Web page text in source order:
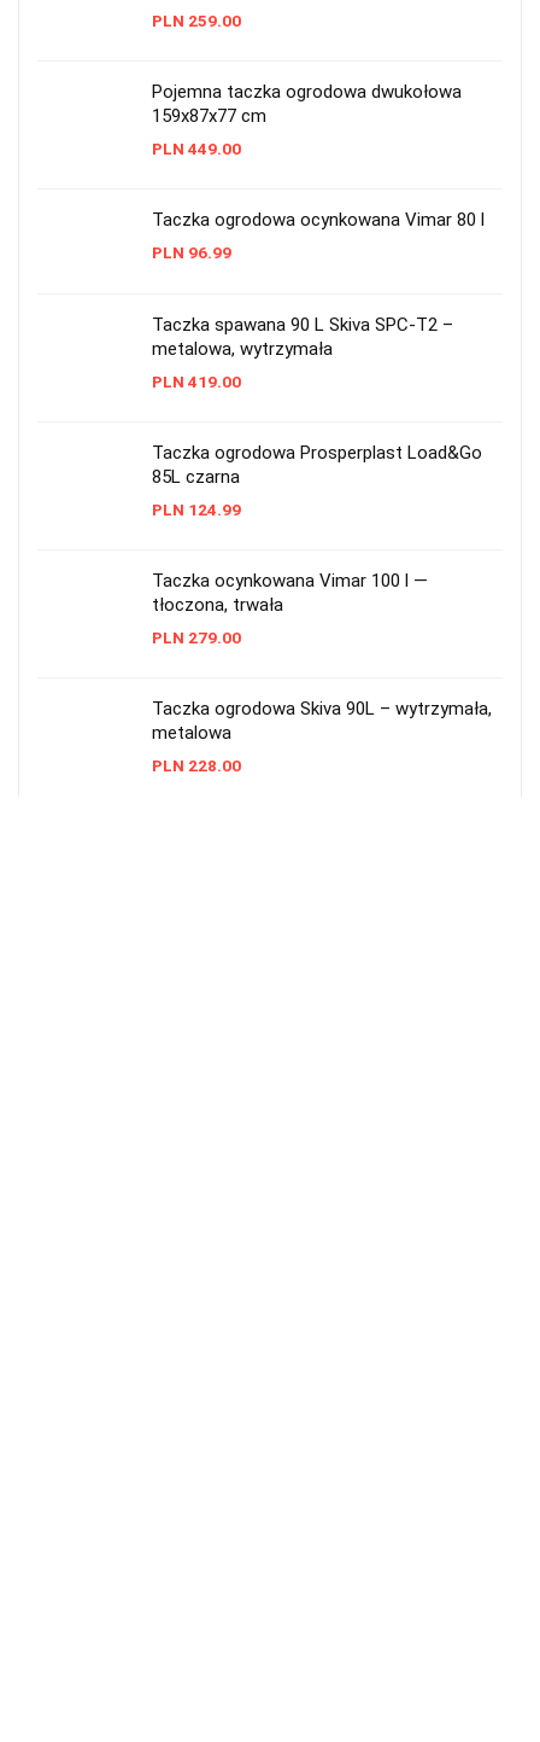
PLN 259.00
Pojemna taczka ogrodowa dwukołowa
159x87x77 cm
PLN 449.00
Taczka ogrodowa ocynkowana Vimar 80 l
PLN 96.99
Taczka spawana 90 L Skiva SPC-T2 –
metalowa, wytrzymała
PLN 419.00
Taczka ogrodowa Prosperplast Load&Go
85L czarna
PLN 124.99
Taczka ocynkowana Vimar 100 l —
tłoczona, trwała
PLN 279.00
Taczka ogrodowa Skiva 90L – wytrzymała,
metalowa
PLN 228.00